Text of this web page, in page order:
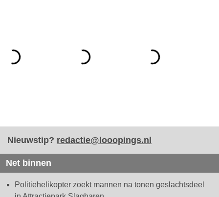
Nieuwstip? redactie@looopings.nl
Net binnen
Politiehelikopter zoekt mannen na tonen geslachtsdeel